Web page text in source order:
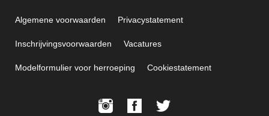
Algemene voorwaarden Privacystatement
Inschrijvingsvoorwaarden Vacatures
Modelformulier voor herroeping Cookiestatement